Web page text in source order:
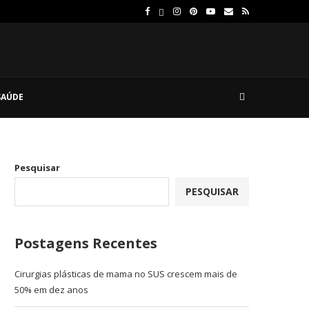
Pesquisar
PESQUISAR
Postagens Recentes
Cirurgias plásticas de mama no SUS crescem mais de
50% em dez anos